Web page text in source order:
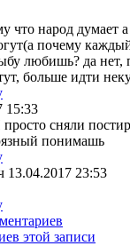
что народ думает
почему
любишь? да нет,
больше идти
15:33
сняли
понимашь
13.04.2017 23:53
этой записи